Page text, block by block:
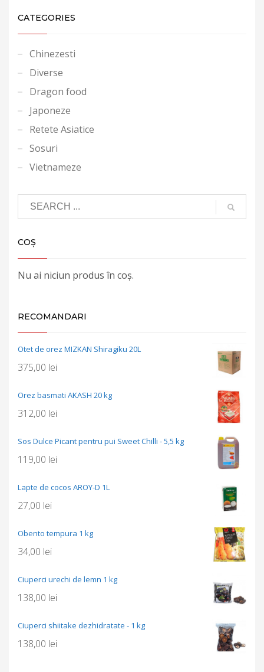
CATEGORIES
Chinezesti
Diverse
Dragon food
Japoneze
Retete Asiatice
Sosuri
Vietnameze
COȘ
Nu ai niciun produs în coș.
RECOMANDARI
Otet de orez MIZKAN Shiragiku 20L
375,00 lei
Orez basmati AKASH 20 kg
312,00 lei
Sos Dulce Picant pentru pui Sweet Chilli - 5,5 kg
119,00 lei
Lapte de cocos AROY-D 1L
27,00 lei
Obento tempura 1 kg
34,00 lei
Ciuperci urechi de lemn 1 kg
138,00 lei
Ciuperci shiitake dezhidratate - 1 kg
138,00 lei